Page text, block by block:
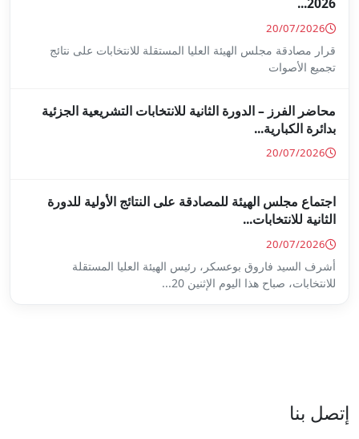
المستقلة للانتخابات على نتائج
للانتخابات التشريعية الجزئية
على النتائج الأولية للدورة
الهيئة العليا المستقلة